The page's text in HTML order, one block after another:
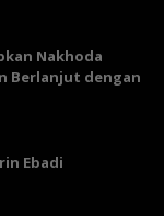
Nakhoda
Berlanjut dengan
Ebadi